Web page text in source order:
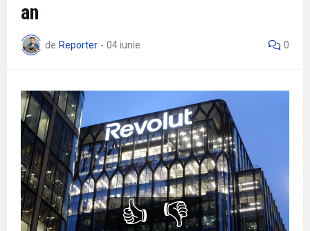
an
de Reporter - 04 iunie 0
👍 👎